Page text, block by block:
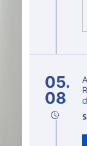
05.
08